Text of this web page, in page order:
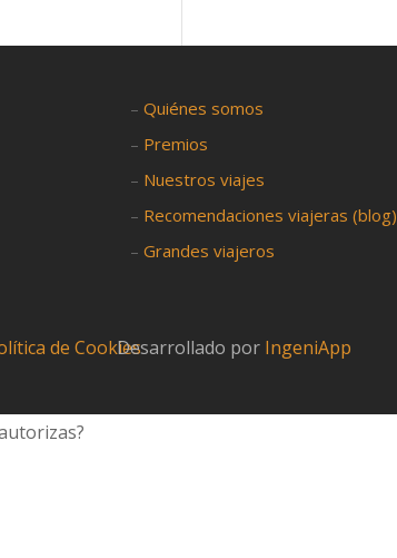
–Quiénes somos
– Premios
– Nuestros viajes
– Recomendaciones viajeras (blog)
–Grandes viajeros
de CookiesDesarrollado por IngeniApp